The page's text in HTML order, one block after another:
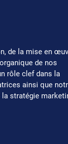
de la mise en
de nos
rôle clef dans la
ainsi que
stratégie